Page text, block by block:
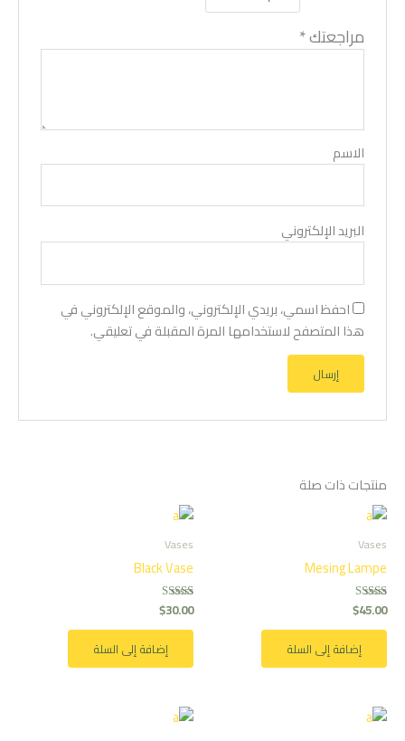
مراجعتك*
الاسم
البريد الإلكتروني
احفظ اسمي، بريدي الإلكتروني، والموقع الإلكتروني في
هذا المتصفح لاستخدامها المرة المقبلة في تعليقي.
منتجات ذات صلة
Vases
Mesing Lampe
تم التقييم
5.00
من 5
$45.00
إضافة إلى السلة
Vases
Black Vase
تم التقييم
5.00
من 5
$30.00
إضافة إلى السلة